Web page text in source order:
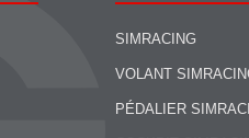
SIMRACING
VOLANT
PÉDALIER